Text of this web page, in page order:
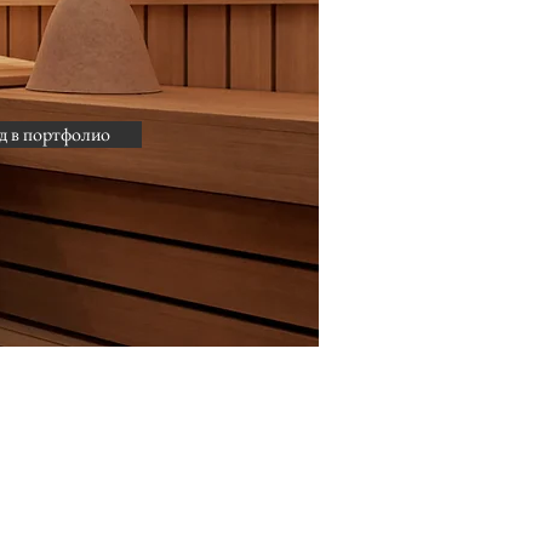
в портфолио